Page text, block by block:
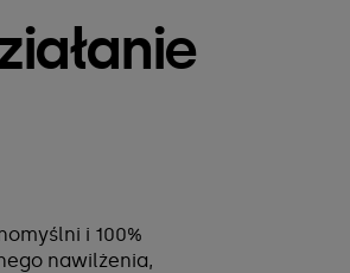
i 100%
nawilżenia,